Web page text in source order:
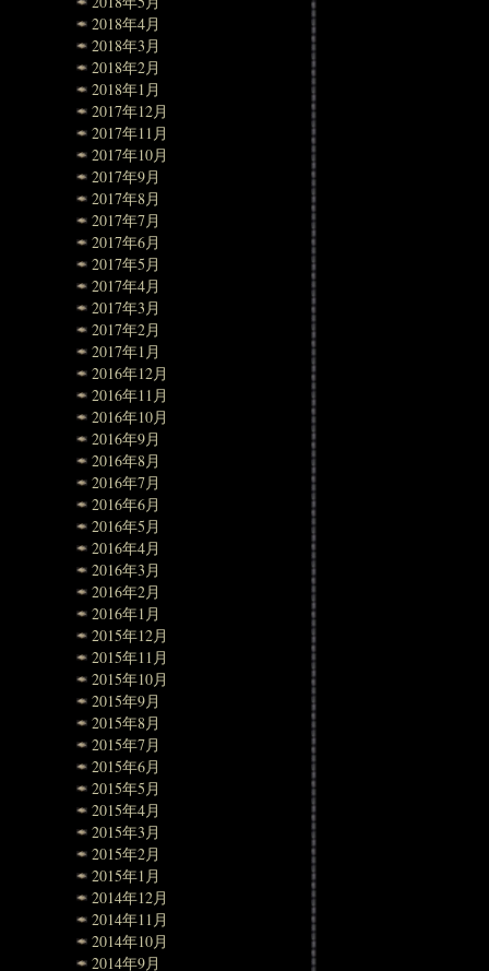
2018年4月
2018年3月
2018年2月
2018年1月
2017年12月
2017年11月
2017年10月
2017年9月
2017年8月
2017年7月
2017年6月
2017年5月
2017年4月
2017年3月
2017年2月
2017年1月
2016年12月
2016年11月
2016年10月
2016年9月
2016年8月
2016年7月
2016年6月
2016年5月
2016年4月
2016年3月
2016年2月
2016年1月
2015年12月
2015年11月
2015年10月
2015年9月
2015年8月
2015年7月
2015年6月
2015年5月
2015年4月
2015年3月
2015年2月
2015年1月
2014年12月
2014年11月
2014年10月
2014年9月